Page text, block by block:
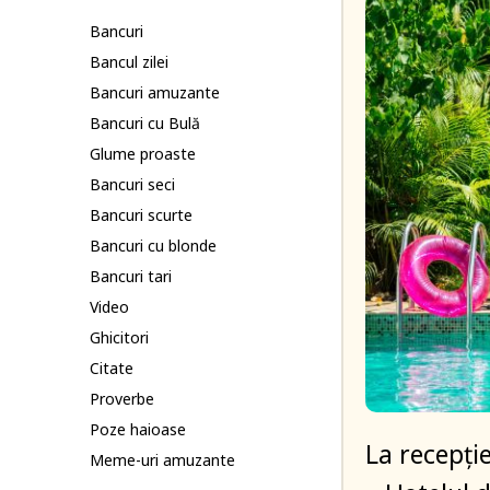
Bancuri
Bancul zilei
Bancuri amuzante
Bancuri cu Bulă
Glume proaste
Bancuri seci
Bancuri scurte
Bancuri cu blonde
Bancuri tari
Video
Ghicitori
Citate
Proverbe
Poze haioase
Meme-uri amuzante
La